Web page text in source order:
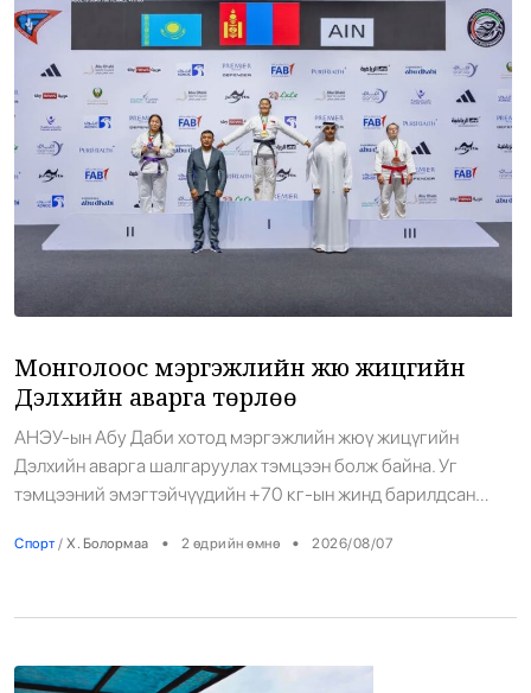
Монголоос мэргэжлийн жюү жицүгийн
Дэлхийн аварга төрлөө
АНЭУ-ын Абу Даби хотод мэргэжлийн жюү жицүгийн
Дэлхийн аварга шалгаруулах тэмцээн болж байна. Уг
тэмцээний эмэгтэйчүүдийн +70 кг-ын жинд барилдсан
багийн тамирчин Б.Хулан алтан медаль хүртэж, Дэлхийн
Спорт/ Х. Болормаа • 2 өдрийн өмнө • 2026/08/07